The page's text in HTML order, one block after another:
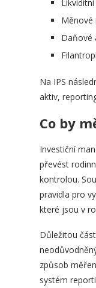
Měnové
Daňové
Na IPS
aktiv,
Co by
Investiční
převést
kontrolou.
pravidla pro
které jsou v
Důležitou
způsob
systém